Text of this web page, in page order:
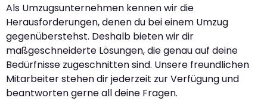
Als Umzugsunternehmen kennen wir die
Herausforderungen, denen du bei einem Umzug
gegenüberstehst. Deshalb bieten wir dir
maßgeschneiderte Lösungen, die genau auf deine
Bedürfnisse zugeschnitten sind. Unsere freundlichen
Mitarbeiter stehen dir jederzeit zur Verfügung und
beantworten gerne all deine Fragen.